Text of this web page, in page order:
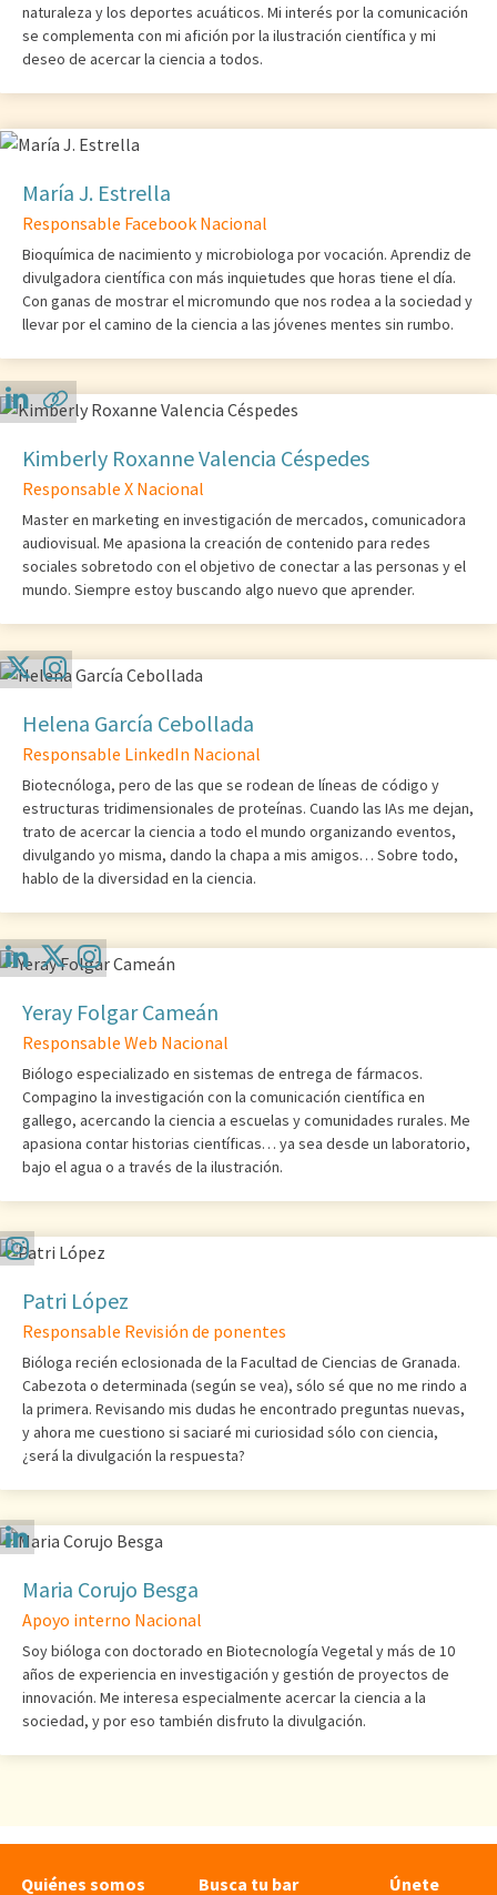
naturaleza y los deportes acuáticos. Mi interés por la comunicación
se complementa con mi afición por la ilustración científica y mi
deseo de acercar la ciencia a todos.
María J. Estrella
Responsable Facebook Nacional
Bioquímica de nacimiento y microbiologa por vocación. Aprendiz de
divulgadora científica con más inquietudes que horas tiene el día.
Con ganas de mostrar el micromundo que nos rodea a la sociedad y
llevar por el camino de la ciencia a las jóvenes mentes sin rumbo.
Kimberly Roxanne Valencia Céspedes
Responsable X Nacional
Master en marketing en investigación de mercados, comunicadora
audiovisual. Me apasiona la creación de contenido para redes
sociales sobretodo con el objetivo de conectar a las personas y el
mundo. Siempre estoy buscando algo nuevo que aprender.
Helena García Cebollada
Responsable LinkedIn Nacional
Biotecnóloga, pero de las que se rodean de líneas de código y
estructuras tridimensionales de proteínas. Cuando las IAs me dejan,
trato de acercar la ciencia a todo el mundo organizando eventos,
divulgando yo misma, dando la chapa a mis amigos… Sobre todo,
hablo de la diversidad en la ciencia.
Yeray Folgar Cameán
Responsable Web Nacional
Biólogo especializado en sistemas de entrega de fármacos.
Compagino la investigación con la comunicación científica en
gallego, acercando la ciencia a escuelas y comunidades rurales. Me
apasiona contar historias científicas… ya sea desde un laboratorio,
bajo el agua o a través de la ilustración.
Patri López
Responsable Revisión de ponentes
Bióloga recién eclosionada de la Facultad de Ciencias de Granada.
Cabezota o determinada (según se vea), sólo sé que no me rindo a
la primera. Revisando mis dudas he encontrado preguntas nuevas,
y ahora me cuestiono si saciaré mi curiosidad sólo con ciencia,
¿será la divulgación la respuesta?
Maria Corujo Besga
Apoyo interno Nacional
Soy bióloga con doctorado en Biotecnología Vegetal y más de 10
años de experiencia en investigación y gestión de proyectos de
innovación. Me interesa especialmente acercar la ciencia a la
sociedad, y por eso también disfruto la divulgación.
Quiénes somos Busca tu bar Únete